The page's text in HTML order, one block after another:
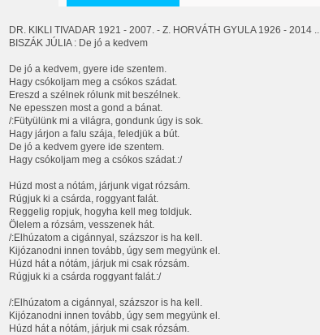
DR. KIKLI TIVADAR 1921 - 2007. - Z. HORVÁTH GYULA 1926 - 2014 ..
BISZÁK JÚLIA : De jó a kedvem
De jó a kedvem, gyere ide szentem.
Hagy csókoljam meg a csókos szádat.
Ereszd a szélnek rólunk mit beszélnek.
Ne epesszen most a gond a bánat.
/:Fütyülünk mi a világra, gondunk úgy is sok.
Hagy járjon a falu szája, feledjük a bút.
De jó a kedvem gyere ide szentem.
Hagy csókoljam meg a csókos szádat.:/
Húzd most a nótám, járjunk vigat rózsám.
Rúgjuk ki a csárda, roggyant falát.
Reggelig ropjuk, hogyha kell meg toldjuk.
Ölelem a rózsám, vesszenek hát.
/:Elhúzatom a cigánnyal, százszor is ha kell.
Kijózanodni innen tovább, úgy sem megyünk el.
Húzd hát a nótám, járjuk mi csak rózsám.
Rúgjuk ki a csárda roggyant falát.:/
/:Elhúzatom a cigánnyal, százszor is ha kell.
Kijózanodni innen tovább, úgy sem megyünk el.
Húzd hát a nótám, járjuk mi csak rózsám.